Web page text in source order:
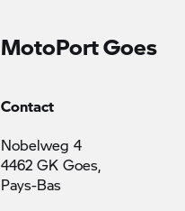
MotoPort Goes
Contact
Nobelweg 4
4462 GK Goes,
Pays-Bas